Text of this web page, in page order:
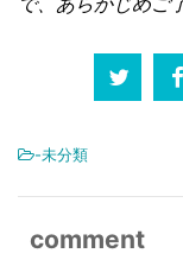
-未分類
comment